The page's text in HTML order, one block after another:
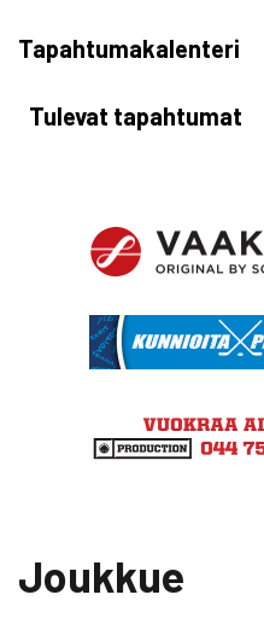
Tapahtumakalenteri
Tulevat tapahtumat
Joukkue